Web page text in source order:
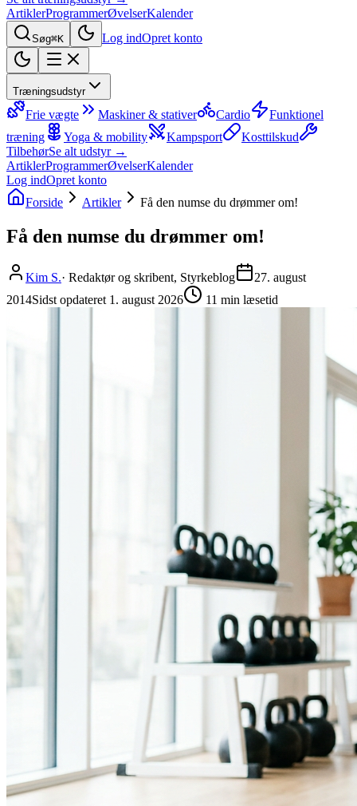
ArtiklerProgrammerØvelserKalender
Søg⌘K Log indOpret konto
Træningsudstyr
Frie vægte Maskiner & stativer Cardio
Funktionel
træning
Yoga & mobility Kampsport
Kosttilskud
TilbehørSe alt udstyr →
ArtiklerProgrammerØvelserKalender
Log indOpret konto
Forside
Artikler Få den numse du drømmer om!
Få den numse du drømmer om!
Kim S.· Redaktør og skribent, Styrkeblog
27. august
2014Sidst opdateret 1. august 2026 11 min læsetid